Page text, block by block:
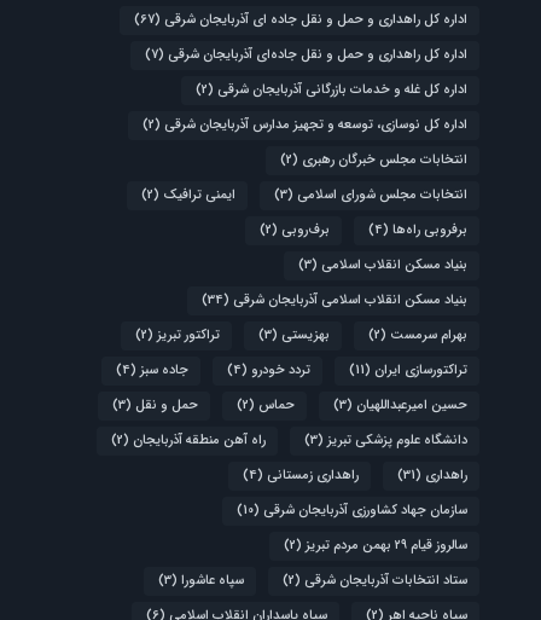
اداره کل راهداری و حمل و نقل جاده ای آذربایجان شرقی (67)
اداره کل راهداری و حمل و نقل جاده‌ای آذربایجان شرقی (7)
اداره کل غله و خدمات بازرگانی آذربایجان شرقی (2)
اداره کل نوسازی، توسعه و تجهیز مدارس آذربایجان شرقی (2)
انتخابات مجلس خبرگان رهبری (2)
انتخابات مجلس شورای اسلامی (3) ایمنی ترافیک (2)
برفروبی راه‌ها (4) برف‌روبی (2)
بنیاد مسکن انقلاب اسلامی (3)
بنیاد مسکن انقلاب اسلامی آذربایجان شرقی (34)
بهرام سرمست (2) بهزیستی (3) تراکتور تبریز (2)
تراکتورسازی ایران (11) تردد خودرو (4) جاده سبز (4)
حسین امیرعبداللهیان (3) حماس (2) حمل و نقل (3)
دانشگاه علوم پزشکی تبریز (3) راه آهن منطقه آذربایجان (2)
راهداری (31) راهداری زمستانی (4)
سازمان جهاد کشاورزی آذربایجان شرقی (10)
سالروز قیام ۲۹ بهمن مردم تبریز
(2)
ستاد انتخابات آذربایجان شرقی (2) سپاه عاشورا (3)